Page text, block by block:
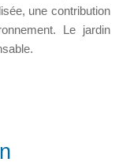
une contribution
Le jardin